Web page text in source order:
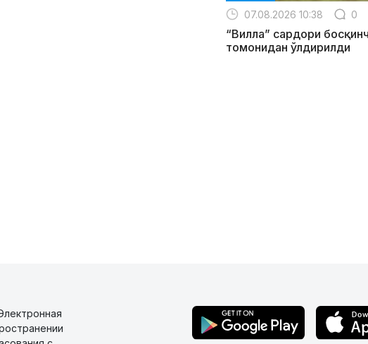
07.08.2026 10:38 0
“Вилла” сардори
томонидан ўлдирилди